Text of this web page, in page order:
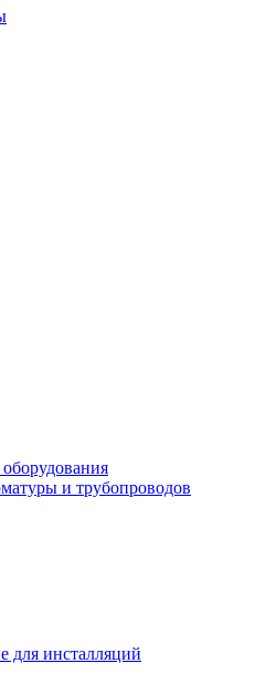
и трубопроводов
для инсталляций